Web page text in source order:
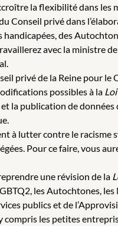
la flexibilité dans les
Conseil privé dans
handicapées, des
avec la ministre
privé de la Reine pour
possibles à la
la publication de
à lutter contre le
Pour ce faire, vous
une révision de la
les Autochtones,
publics et de
les petites